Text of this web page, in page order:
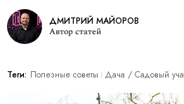
ДМИТРИЙ МАЙОРОВ
Автор статей
Теги: Полезные советы Дача / Cадовый